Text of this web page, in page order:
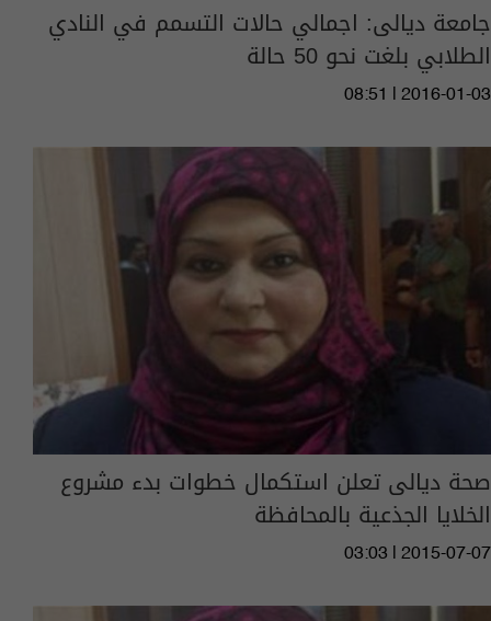
جامعة ديالى: اجمالي حالات التسمم في النادي
الطلابي بلغت نحو 50 حالة
08:51 | 2016-01-03
صحة ديالى تعلن استكمال خطوات بدء مشروع
الخلايا الجذعية بالمحافظة
03:03 | 2015-07-07